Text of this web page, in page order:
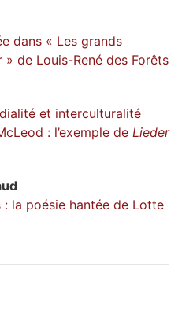
dans « Les grands
» de Louis-René des Forêts
et interculturalité
: l’exemple de Lieder
: la poésie hantée de Lotte